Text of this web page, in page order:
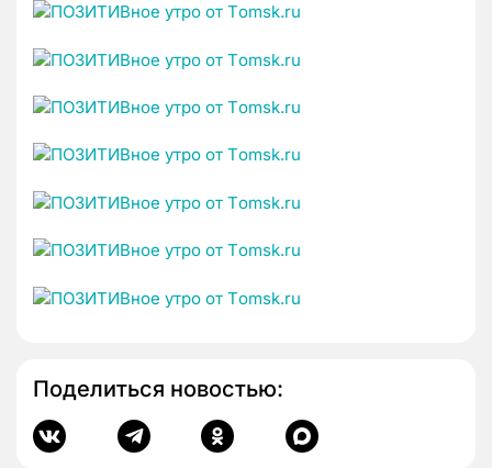
Поделиться новостью: